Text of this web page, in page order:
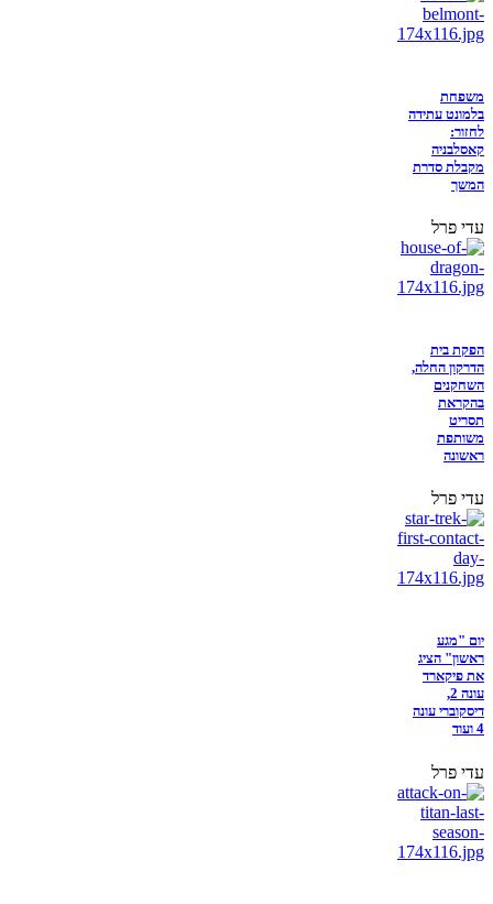
משפחת
בלמונט עתידה
לחזור:
קאסלבניה
מקבלת סדרת
המשך
עדי פרל
הפקת בית
הדרקון החלה,
השחקנים
בהקראת
תסריט
משותפת
ראשונה
עדי פרל
יום "מגע
ראשון" הציג
את פיקארד
עונה 2,
דיסקוברי עונה
4 ועוד
עדי פרל